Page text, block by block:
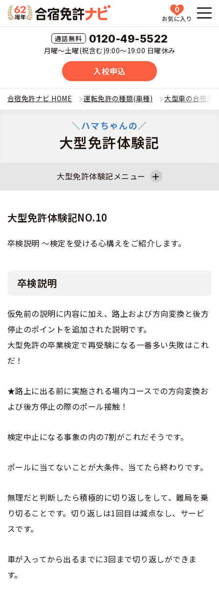
0
お気に入り
0120-49-5522
月曜〜土曜(祝含む)9:00〜19:00 日曜休み
入校申込
HOME
教習所一覧
運転免許の種類(車種)を選ぶ
普通二輪
大型二輪
準中型車
中型車
けん引
中型二種
全国 教習所一覧
運転免許の種類(車種)
特集ページ一覧
格安シーズン料金
こだわり、テーマから探す
360度パノラマ教習所
教育訓練給付金制度
受験資格特例教習
合宿免許とは
合宿免許とは
合宿免許選びのアドバイス
合宿免許の入校までの流れ
運転免許別モデルスケジュール
保護者の方へ
合宿に関わる料金について
合宿費用のお支払いについて
合宿免許に必要な持ち物
合宿免許 体験談・口コミ
合宿免許に役立つ情報
合宿免許で最短合格するには
高校生は運転免許を取れる？
みんなが選んだ合宿免許の条件
大型免許体験記
全国の運転免許試験場(免許センター)
本免学科試験問題に挑戦
会社沿革・歴史
個人情報の取扱い
参加規定
入校申込
合宿免許ナビ HOME 運転免許の種類(車種) 大型車の合宿免
＼ハマちゃんの／
大型免許体験記
大型免許体験記メニュー
大型免許体験記NO.1
大型免許体験記NO.3 大型免許体験記NO.4
大型免許体験記NO.5
大型免許体験記NO.7 大型免許体験記NO.8
大型免許体験記NO.9
大型免許体験記
NO.11
NO.12
NO.13
NO.14
大型免許体験記NO.10
卒検説明 ～検定を受ける心構えをご紹介します。
卒検説明
仮免前の説明に内容に加え、路上および方向変換と後方
停止のポイントを追加された説明です。
大型免許の卒業検定で再受験になる一番多い失敗はこれ
だ！
★路上に出る前に実施される場内コースでの方向変換お
よび後方停止の際のポール接触！
検定中止になる事象の内の7割がこれだそうです。
ポールに当てないことが大条件、当てたら終わりです。
無理だと判断したら積極的に切り返しをして、難局を乗
り切ることです。切り返しは1回目は減点なし、サービ
スです。
車が入ってから出るまでに3回まで切り返しができま
す。